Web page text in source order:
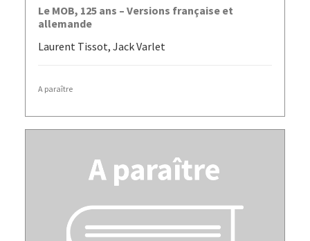
LIRE LA SUITE
Le MOB, 125 ans – Versions française et
allemande
Laurent Tissot, Jack Varlet
A paraître